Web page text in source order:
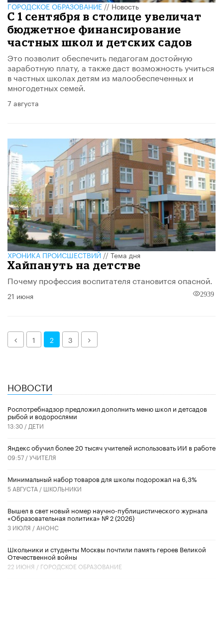
ГОРОДСКОЕ ОБРАЗОВАНИЕ//Новость
С 1 сентября в столице увеличат
бюджетное финансирование
частных школ и детских садов
Это позволит обеспечить педагогам достойную
заработную плату, а также даст возможность учиться
в частных школах детям из малообеспеченных и
многодетных семей.
7 августа
ХРОНИКА ПРОИСШЕСТВИЙ//Тема дня
Хайпануть на детстве
Почему профессия воспитателя становится опасной.
21 июня 2939
Назад1 2 3 Далее
НОВОСТИ
Роспотребнадзор предложил дополнить меню школ и детсадов
рыбой и водорослями
13:30 / ДЕТИ
​Яндекс обучил более 20 тысяч учителей использовать ИИ в работе
09:57 /УЧИТЕЛЯ
Минимальный набор товаров для школы подорожал на 6,3%
5 АВГУСТА / ШКОЛЬНИКИ
Вышел в свет новый номер научно-публицистического журнала
«Образовательная политика» № 2 (2026)
3 ИЮЛЯ / АНОНС
Школьники и студенты Москвы почтили память героев Великой
Отечественной войны
22 ИЮНЯ / ГОРОДСКОЕ ОБРАЗОВАНИЕ